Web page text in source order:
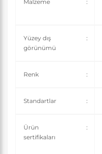
Malzeme :
Yüzey dış
görünümü
:
Renk :
Standartlar :
Ürün
sertifikaları
: